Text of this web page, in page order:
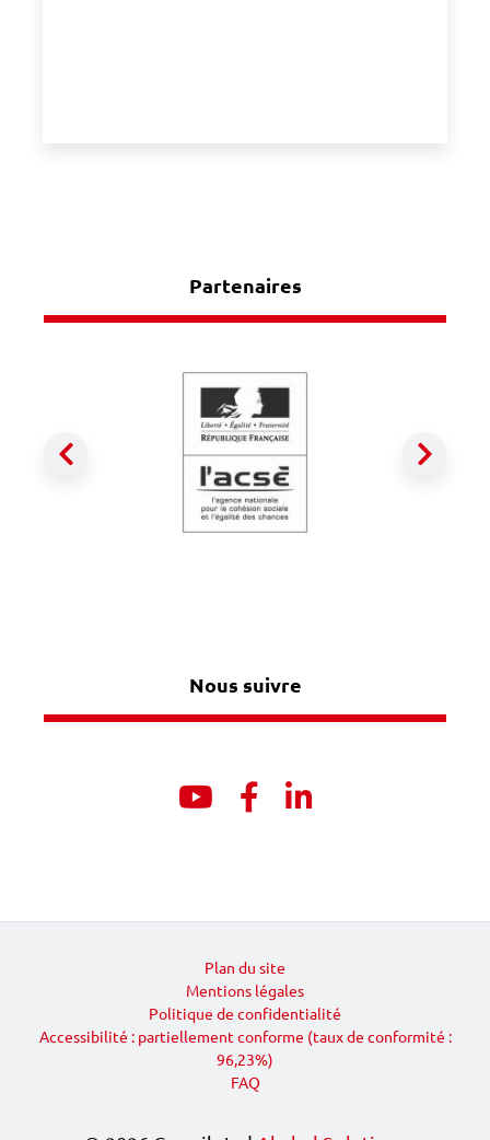
Partenaires
Précédent
Nous suivre
YoutubeFacebook
Linkedin
Plan du site
Mentions légales
Politique de confidentialité
Accessibilité : partiellement conforme (taux de conformité :
96,23%)
FAQ